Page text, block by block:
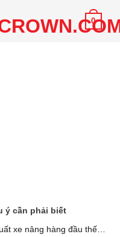
0
ý cần phải biết
xe nâng hàng đầu thế